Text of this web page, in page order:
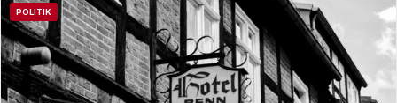
POLITIK